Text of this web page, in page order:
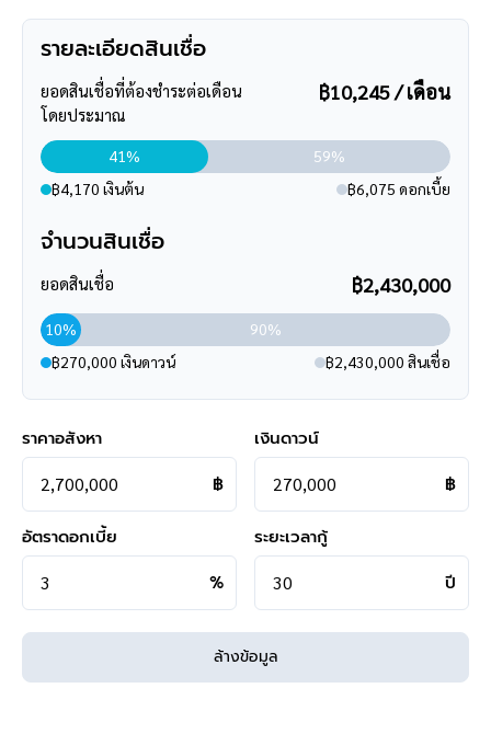
เดอะกลาส มาร์เก็ต บางนา
ซูเปอร์มาร์เก็ต
แม็คโคร คลับ บางพลี 5.79 กม.
โลตัส บางนา-ตราด
ราคาอสังหา
฿
เงินดาวน์
฿
อัตราดอกเบี้ย
%
ระยะเวลากู้
ปี
ล้างข้อมูล
รายละเอียดสินเชื่อ
ยอดสินเชื่อที่ต้องชำระต่อเดือน
โดยประมาณ
฿10,245 / เดือน
41%
59%
฿4,170 เงินต้น
฿6,075 ดอกเบี้ย
จำนวนสินเชื่อ
ยอดสินเชื่อ ฿2,430,000
10%
90%
฿270,000 เงินดาวน์
฿2,430,000 สินเชื่อ